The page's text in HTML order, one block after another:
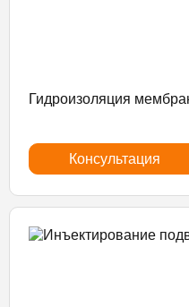
Гидроизоляция
Консультация